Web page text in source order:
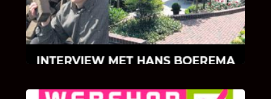
Hoe Bricks and Stones ontstaan is en wat
Hans Boerema motiveert in de wereld van
klinkers en tegels!